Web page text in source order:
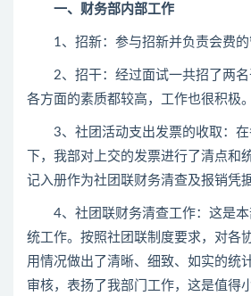
一、财务部内部工作
1、招新：参与招新并负责会费的
2、招干：经过面试一共招了两名
各方面的素质都较高，工作也很积极。
3、社团活动支出发票的收取：在
下，我部对上交的发票进行了清点和
记入册作为社团联财务清查及报销凭据
4、社团联财务清查工作：这是本
统工作。按照社团联制度要求，对各
用情况做出了清晰、细致、如实的统
审核，表扬了我部门工作，这是值得